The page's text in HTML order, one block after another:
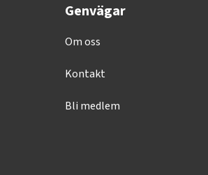
Genvägar
Om oss
Kontakt
Bli medlem